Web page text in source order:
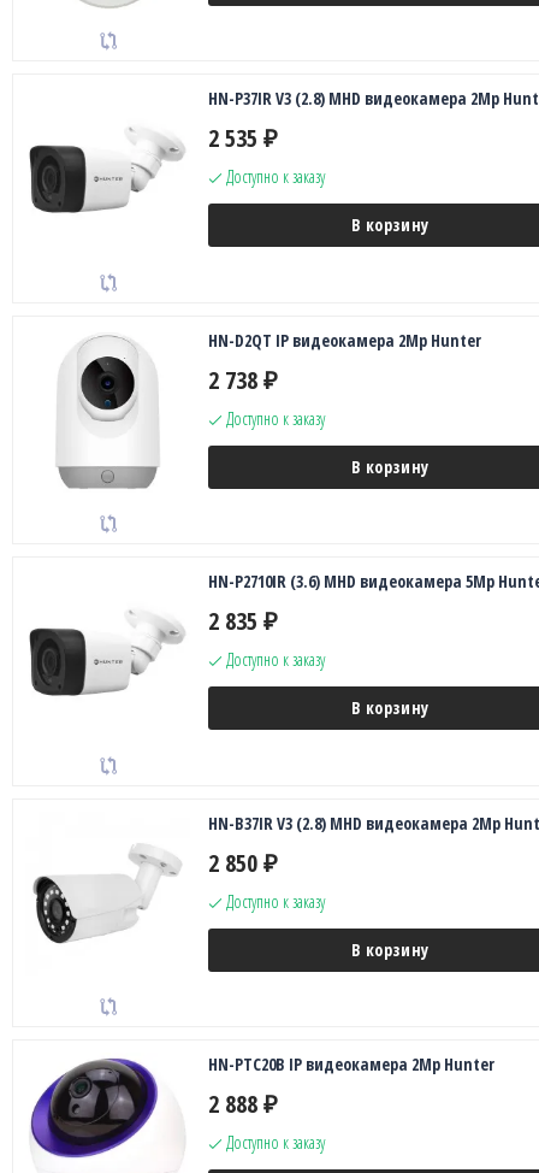
HN-P37IR V3 (2.8) MHD видеокамера 2Mp
2 535 ₽
Доступно к заказу
В корзину
HN-D2QT IP видеокамера 2Mp Hunter
2 738 ₽
Доступно к заказу
В корзину
HN-P2710IR (3.6) MHD видеокамера 5Mp
2 835 ₽
Доступно к заказу
В корзину
HN-B37IR V3 (2.8) MHD видеокамера 2Mp
2 850 ₽
Доступно к заказу
В корзину
HN-PTC20B IP видеокамера 2Mp Hunter
2 888 ₽
Доступно к заказу